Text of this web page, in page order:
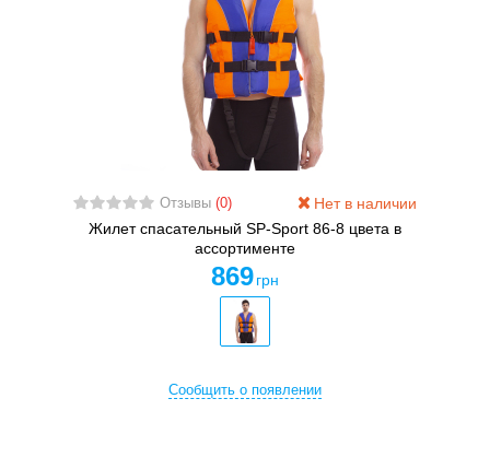
Отзывы (0)
Нет в наличии
Жилет спасательный SP-Sport 86-8 цвета в
ассортименте
869 грн
Сообщить о появлении